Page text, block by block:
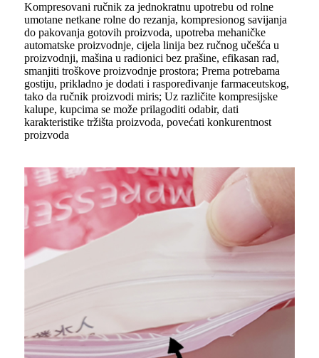
Kompresovani ručnik za jednokratnu upotrebu od rolne
umotane netkane rolne do rezanja, kompresionog savijanja
do pakovanja gotovih proizvoda, upotreba mehaničke
automatske proizvodnje, cijela linija bez ručnog učešća u
proizvodnji, mašina u radionici bez prašine, efikasan rad,
smanjiti troškove proizvodnje prostora; Prema potrebama
gostiju, prikladno je dodati i raspoređivanje farmaceutskog,
tako da ručnik proizvodi miris; Uz različite kompresijske
kalupe, kupcima se može prilagoditi odabir, dati
karakteristike tržišta proizvoda, povećati konkurentnost
proizvoda